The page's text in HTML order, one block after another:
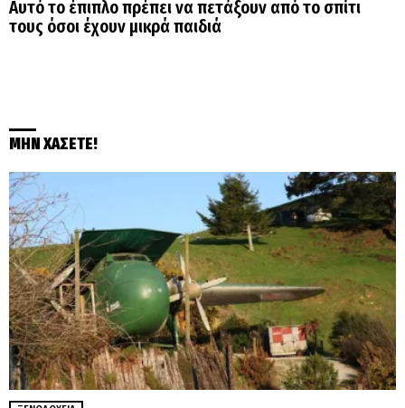
Αυτό το έπιπλο πρέπει να πετάξουν από το σπίτι
τους όσοι έχουν μικρά παιδιά
ΜΗΝ ΧΑΣΕΤΕ!